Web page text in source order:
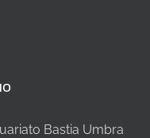
Bastia Umbra